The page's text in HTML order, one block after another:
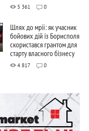
5 361 0
Шлях до мрії: як учасник
бойових дій із Борисполя
скористався грантом для
старту власного бізнесу
4 817 0